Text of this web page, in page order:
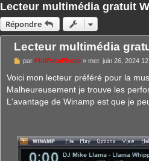
Lecteur multimédia gratuit
Répondre
Lecteur multimédia
M
s
a
g
e
parPhilPotoPhoto »mer. juin 26, 2024
Voici mon lecteur préféré pour la
Malheureusement je trouve les
L'avantage de Winamp est que je